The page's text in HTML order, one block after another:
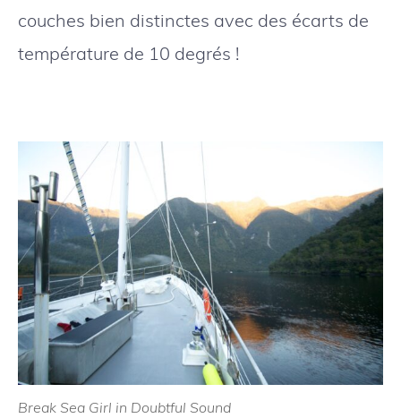
couches bien distinctes avec des écarts de
température de 10 degrés !
Break Sea Girl in Doubtful Sound